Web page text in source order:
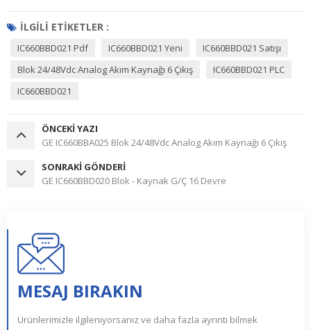
İLGILI ETIKETLER :
IC660BBD021 Pdf IC660BBD021 Yeni
IC660BBD021 Satışı
Blok 24/48Vdc Analog Akım Kaynağı 6 Çıkış
IC660BBD021 PLC
IC660BBD021
ÖNCEKI YAZI
GE IC660BBA025 Blok 24/48Vdc Analog Akım Kaynağı 6 Çıkış
SONRAKI GÖNDERI
GE IC660BBD020 Blok - Kaynak G/Ç 16 Devre
MESAJ BIRAKIN
Ürünlerimizle ilgileniyorsanız ve daha fazla ayrıntı bilmek